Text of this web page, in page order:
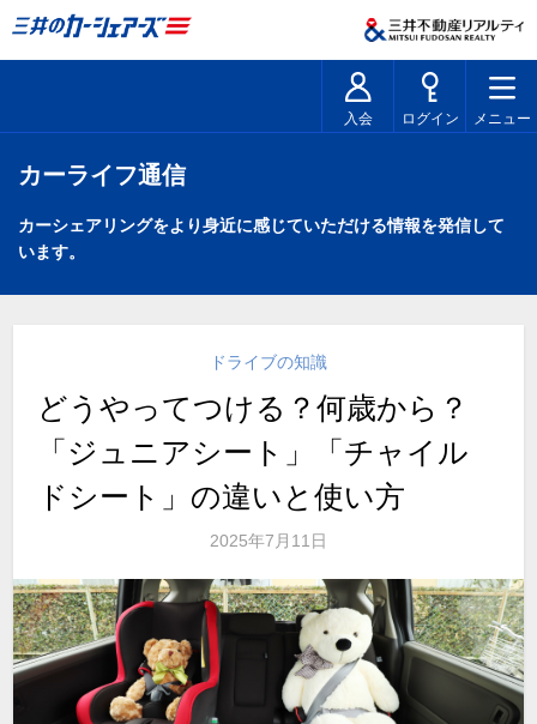
入会 ログイン メニュー
カーライフ通信
カーシェアリングをより身近に感じていただける情報を発信して
います。
ドライブの知識
どうやってつける？何歳から？
「ジュニアシート」「チャイル
ドシート」の違いと使い方
2025年7月11日